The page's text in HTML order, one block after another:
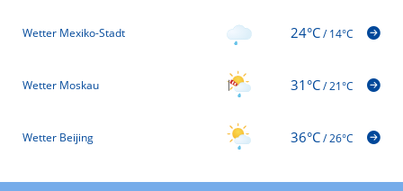
Wetter Mexiko-Stadt 24°C/14°C
Wetter Moskau 31°C/21°C
Wetter Beijing 36°C/26°C